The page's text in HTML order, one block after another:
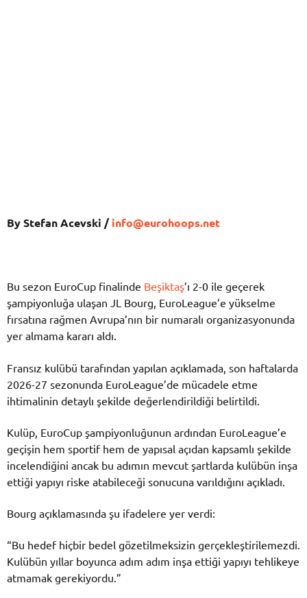
By Stefan Acevski /info@eurohoops.net
Bu sezon EuroCup finalinde Beşiktaş’ı 2-0 ile geçerek
şampiyonluğa ulaşan JL Bourg, EuroLeague’e yükselme
fırsatına rağmen Avrupa’nın bir numaralı organizasyonunda
yer almama kararı aldı.
Fransız kulübü tarafından yapılan açıklamada, son haftalarda
2026-27 sezonunda EuroLeague’de mücadele etme
ihtimalinin detaylı şekilde değerlendirildiği belirtildi.
Kulüp, EuroCup şampiyonluğunun ardından EuroLeague’e
geçişin hem sportif hem de yapısal açıdan kapsamlı şekilde
incelendiğini ancak bu adımın mevcut şartlarda kulübün inşa
ettiği yapıyı riske atabileceği sonucuna varıldığını açıkladı.
Bourg açıklamasında şu ifadelere yer verdi:
“Bu hedef hiçbir bedel gözetilmeksizin gerçekleştirilemezdi.
Kulübün yıllar boyunca adım adım inşa ettiği yapıyı tehlikeye
atmamak gerekiyordu.”